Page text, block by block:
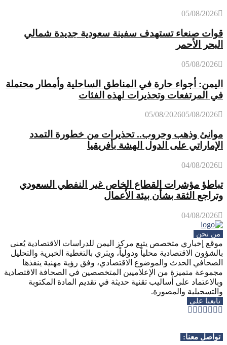
05/08/2026
قوات صنعاء تستهدف سفينة سعودية جديدة شمالي
البحر الأحمر
05/08/2026
اليمن: أجواء حارة في المناطق الساحلية وأمطار محتملة
في المرتفعات وتحذيرات لهذه الفئات
05/08/202605/08/2026
موانئ وذهب وحروب.. تحذيرات من خطورة التمدد
الإماراتي على الدول الهشة بأفريقيا
04/08/2026
تباطؤ مؤشرات القطاع الخاص غير النفطي السعودي
وتراجع الثقة بشأن بيئة الأعمال
04/08/2026
من نحن
موقع إخباري متخصص يتبع مركز اليمن للدراسات الاقتصادية يُعنى
بالشؤون الاقتصادية محلياً ودولياً، ويثري بالتغطية الخبرية والتحليل
الصحافي الحدث والموضوع الاقتصادي، وفق رؤية مهنية ينفذها
مجموعة متميزة من الإعلاميين المتخصصين في الصحافة الاقتصادية
وبالاعتماد على أساليب تقنية حديثة في تقديم المادة المكتوبة
والتسجيلية والمصورة.
تابعنا على
Facebook
Twitter
Instagram
Youtube
Rss
Telegram
Whatsapp
تواصل معنا: